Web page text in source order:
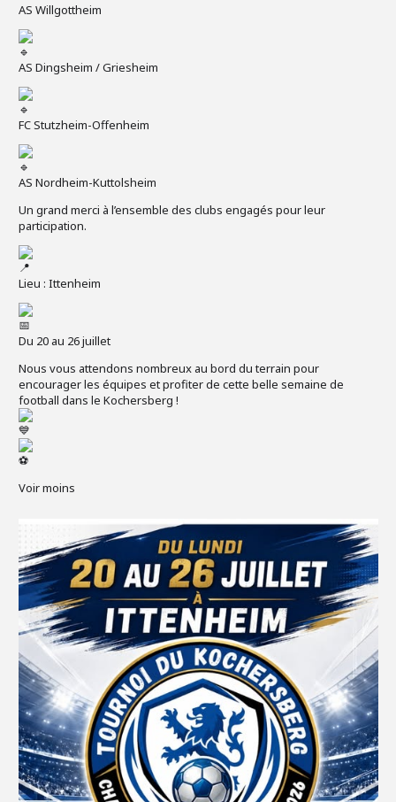
AS Willgottheim
AS Dingsheim / Griesheim
FC Stutzheim-Offenheim
AS Nordheim-Kuttolsheim
Un grand merci à l’ensemble des clubs engagés pour leur
participation.
Lieu : Ittenheim
Du 20 au 26 juillet
Nous vous attendons nombreux au bord du terrain pour
encourager les équipes et profiter de cette belle semaine de
football dans le Kochersberg !
Voir moins